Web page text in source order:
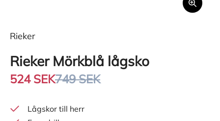
Rieker
Rieker Mörkblå lågsko
524 SEK749 SEK
Lågskor till herr